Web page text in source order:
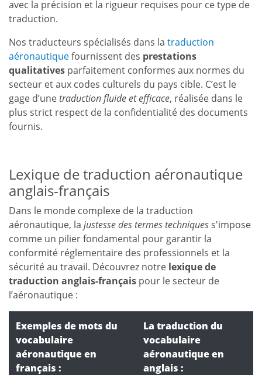
avec la précision et la rigueur requises pour ce type de
traduction.
Nos traducteurs spécialisés dans la traduction
aéronautiquefournissent des prestations
qualitatives parfaitement conformes aux normes du
secteur et aux codes culturels du pays cible. C’est le
gage d’unetraduction fluide et efficace, réalisée dans le
plus strict respect de la confidentialité des documents
fournis.
Lexique de traduction aéronautique
anglais-français
Dans le monde complexe de la traduction
aéronautique, la justesse des termes techniquess'impose
comme un pilier fondamental pour garantir la
conformité réglementaire des professionnels et la
sécurité au travail. Découvrez notre lexique de
traduction anglais-français pour le secteur de
l’aéronautique :
Exemples de mots du
vocabulaire
aéronautique en
français :
La traduction du
vocabulaire
aéronautique en
anglais :